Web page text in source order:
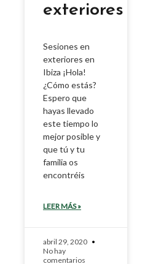
exteriores
Sesiones en
exteriores en
Ibiza ¡Hola!
¿Cómo estás?
Espero que
hayas llevado
este tiempo lo
mejor posible y
que tú y tu
familia os
encontréis
LEER MÁS »
abril 29, 2020
No hay
comentarios